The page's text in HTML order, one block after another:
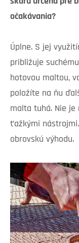
očakávania?
Úplne. S jej
približuje
hotovou maltou,
položíte na ňu
malta tuhá. Nie je
ťažkými
obrovskú výhodu.